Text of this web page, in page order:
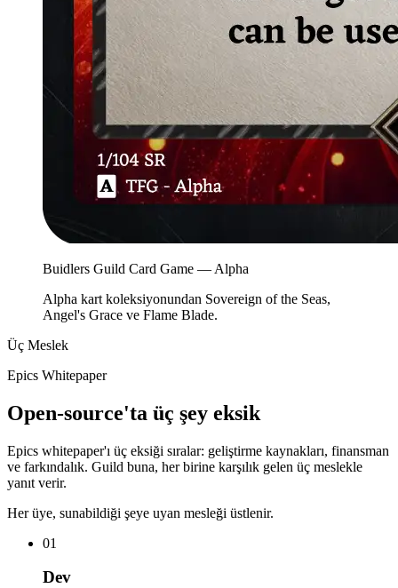
Buidlers Guild Card Game — Alpha
Alpha kart koleksiyonundan Sovereign of the Seas,
Angel's Grace ve Flame Blade.
Üç Meslek
Epics Whitepaper
Open-source'ta üç şey eksik
Epics whitepaper'ı üç eksiği sıralar: geliştirme kaynakları, finansman
ve farkındalık. Guild buna, her birine karşılık gelen üç meslekle
yanıt verir.
Her üye, sunabildiği şeye uyan mesleği üstlenir.
01
Dev